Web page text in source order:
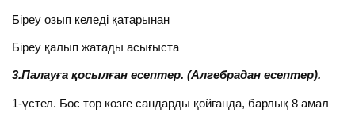
Біреу озып келеді қатарынан
Біреу қалып жатады асығыста
3.Палауға қосылған есептер. (Алгебрадан есептер).
1-үстел. Бос тор көзге сандарды қойғанда, барлық 8 амал